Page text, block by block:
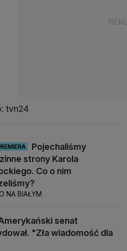
tvn24
Pojechaliśmy
strony Karola
Co o nim
NA BIAŁYM
senat
"Zła wiadomość dla